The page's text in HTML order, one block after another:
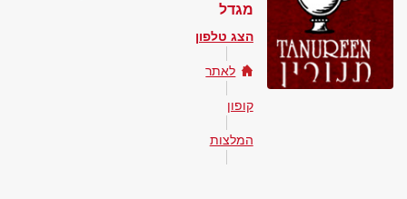
מגדל
הצג טלפון
לאתר
קופון
המלצות